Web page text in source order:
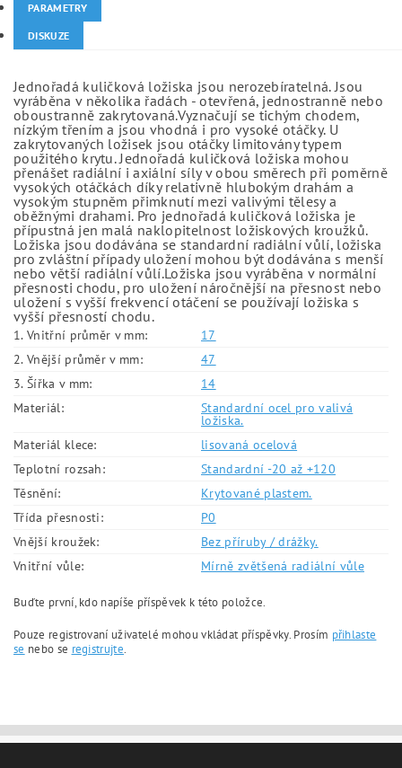
PARAMETRY
DISKUZE
Jednořadá kuličková ložiska jsou nerozebíratelná. Jsou
vyráběna v několika řadách - otevřená, jednostranně nebo
oboustranně zakrytovaná.Vyznačují se tichým chodem,
nízkým třením a jsou vhodná i pro vysoké otáčky. U
zakrytovaných ložisek jsou otáčky limitovány typem
použitého krytu. Jednořadá kuličková ložiska mohou
přenášet radiální i axiální síly v obou směrech při poměrně
vysokých otáčkách díky relativně hlubokým drahám a
vysokým stupněm přimknutí mezi valivými tělesy a
oběžnými drahami. Pro jednořadá kuličková ložiska je
přípustná jen malá naklopitelnost ložiskových kroužků.
Ložiska jsou dodávána se standardní radiální vůlí, ložiska
pro zvláštní případy uložení mohou být dodávána s menší
nebo větší radiální vůlí.Ložiska jsou vyráběna v normální
přesnosti chodu, pro uložení náročnější na přesnost nebo
uložení s vyšší frekvencí otáčení se používají ložiska s
vyšší přesností chodu.
1. Vnitřní průměr v mm:
17
2. Vnější průměr v mm:
47
3. Šířka v mm:
14
Materiál:
Standardní ocel pro valivá
ložiska.
Materiál klece:
lisovaná ocelová
Teplotní rozsah:
Standardní -20 až +120
Těsnění:
Krytované plastem.
Třída přesnosti:
P0
Vnější kroužek:
Bez příruby / drážky.
Vnitřní vůle:
Mírně zvětšená radiální vůle
Buďte první, kdo napíše příspěvek k této položce.
Pouze registrovaní uživatelé mohou vkládat příspěvky. Prosím přihlaste
se nebo se registrujte.